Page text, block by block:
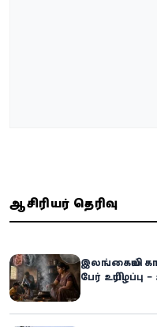
ஆசிரியர் தெரிவு
இலங்கையில்
பேர்